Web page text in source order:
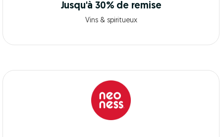
Jusqu'à 30% de remise
Vins & spiritueux